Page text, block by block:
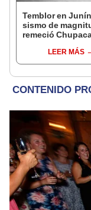
Temblor en
sismo de
remeció
LEER MÁS